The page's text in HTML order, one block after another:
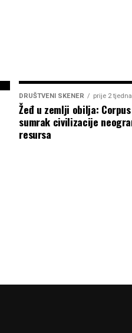
DRUŠTVENI SKENER prije 2 tjedna
Žeđ u zemlji obilja:
sumrak civilizacije
resursa